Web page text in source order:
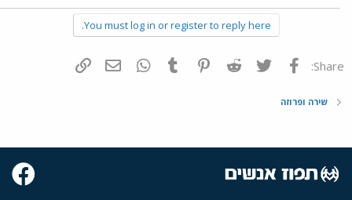
You must log in or register to reply here.
Share: פייסבוק Twitter
Reddit
Pinterest
Tumblr
WhatsAppדואר אלקטרוני
שירה ופרוזה